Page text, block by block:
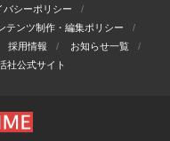
バシーポリシー
テンツ制作・編集ポリシー
採用情報
お知らせ一覧
社公式サイト